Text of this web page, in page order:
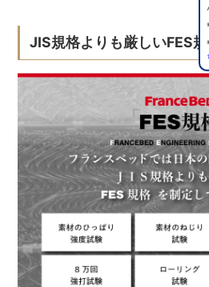
JIS規格よりも厳しいFES